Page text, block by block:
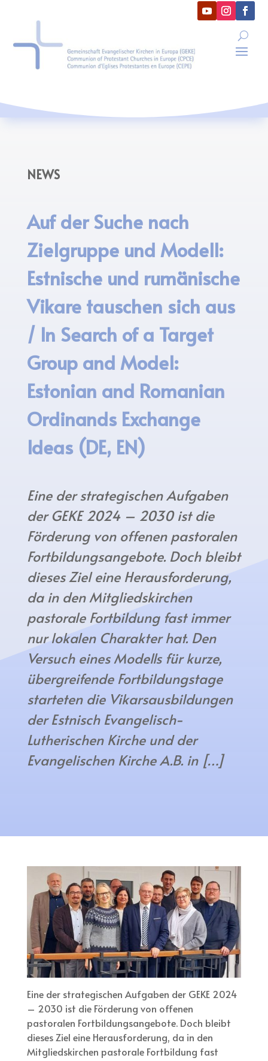
NEWS
Auf der Suche nach
Zielgruppe und Modell:
Estnische und rumänische
Vikare tauschen sich aus
/ In Search of a Target
Group and Model:
Estonian and Romanian
Ordinands Exchange
Ideas (DE, EN)
Eine der strategischen Aufgaben
der GEKE 2024 – 2030 ist die
Förderung von offenen pastoralen
Fortbildungsangebote. Doch bleibt
dieses Ziel eine Herausforderung,
da in den Mitgliedskirchen
pastorale Fortbildung fast immer
nur lokalen Charakter hat. Den
Versuch eines Modells für kurze,
übergreifende Fortbildungstage
starteten die Vikarsausbildungen
der Estnisch Evangelisch-
Lutherischen Kirche und der
Evangelischen Kirche A.B. in […]
Eine der strategischen Aufgaben der GEKE 2024
– 2030 ist die Förderung von offenen
pastoralen Fortbildungsangebote. Doch bleibt
dieses Ziel eine Herausforderung, da in den
Mitgliedskirchen pastorale Fortbildung fast